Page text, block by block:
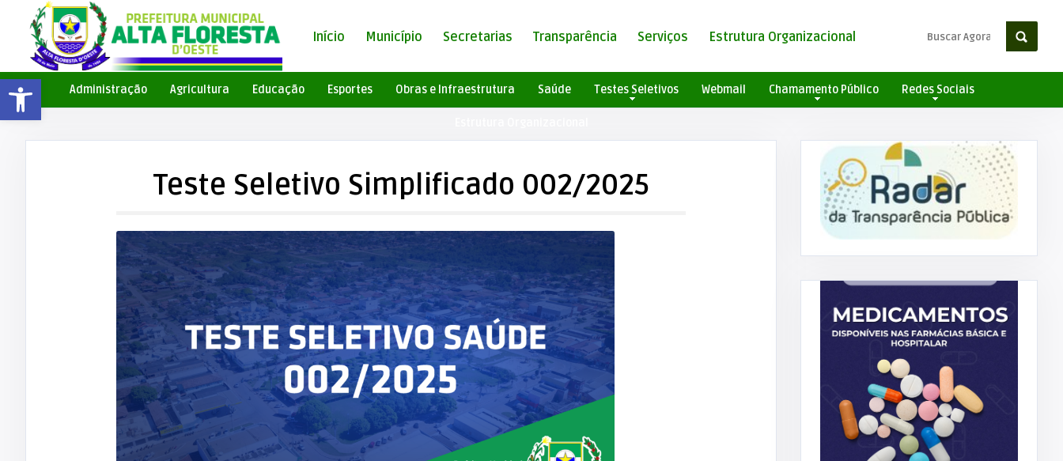
Barra de Ferramentas Aberta
Início Município Secretarias Transparência Serviços Estrutura Organizacional
Administração Agricultura Educação Esportes Obras e Infraestrutura Saúde Testes Seletivos Webmail Chamamento Público Redes Sociais
Teste Seletivo Simplificado 002/2025